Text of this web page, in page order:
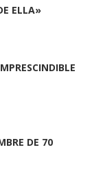
ELLA»
DE 70